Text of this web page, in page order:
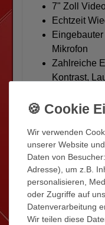
7" Zoll
Echtzeit
Mikrofon
Zahlreiche
Kontrast,
sich beim
Zusätzliche
Monitor
jederzeit
>Interner
den
Wir verwenden
unserer Website
Daten von
Adresse), um z.B.
personalisieren,
oder Zugriffe auf
Datenverarbeitung
Wir teilen diese